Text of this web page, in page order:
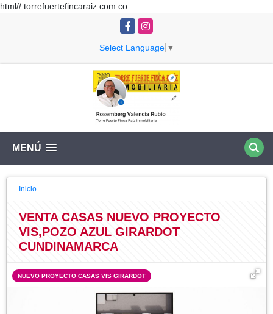
html//:torrefuertefincaraiz.com.co
FacebookInstagram
Select Language ▼
MENÚ
Inicio
VENTA CASAS NUEVO PROYECTO
VIS,POZO AZUL GIRARDOT
CUNDINAMARCA
NUEVO PROYECTO CASAS VIS GIRARDOT